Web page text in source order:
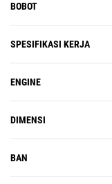
BOBOT
SPESIFIKASI KERJA
ENGINE
DIMENSI
BAN